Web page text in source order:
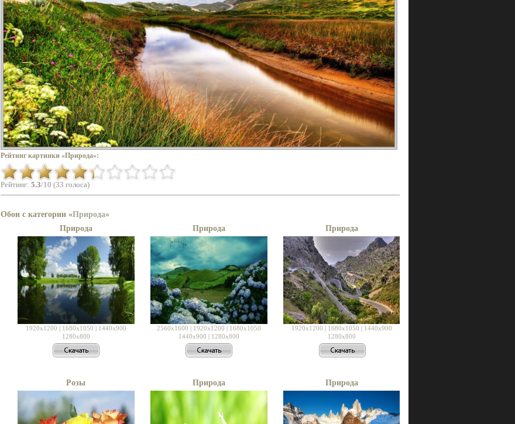
Рейтинг картинки «Природа»:
Рейтинг: 5.3/10 (33 голоса)
Обои с категории «Природа»
Природа
1920x1200 | 1680x1050 | 1440x900
1280x800
Природа
2560x1600 | 1920x1200 | 1680x1050
1440x900 | 1280x800
Природа
1920x1200 | 1680x1050 | 1440x900
1280x800
Розы Природа Природа